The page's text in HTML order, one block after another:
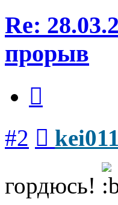
Re:
прорыв
#2
гордюсь!